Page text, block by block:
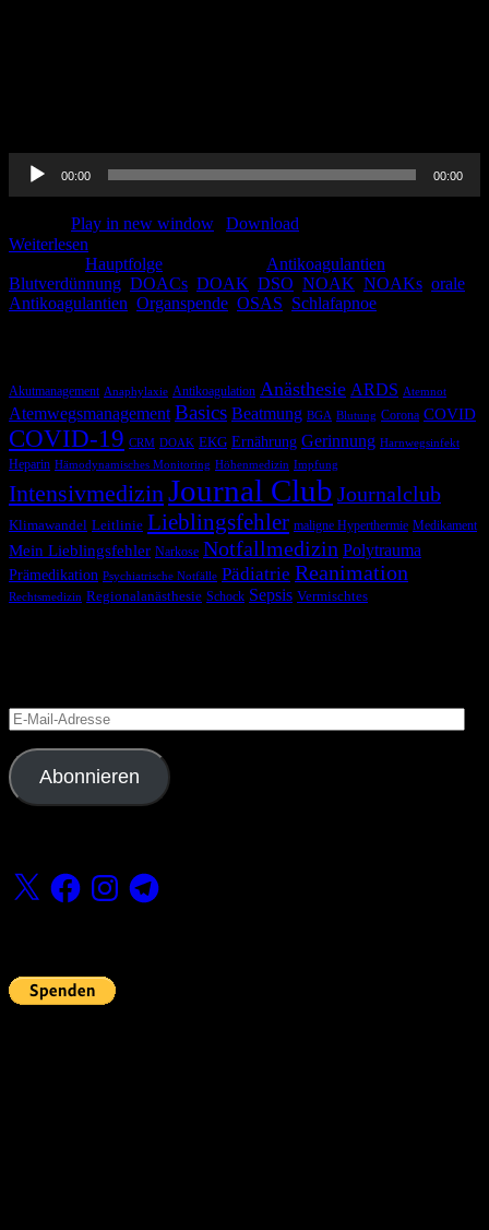
Audio-
Player
00:00 00:00
Play in new window
Download
Weiterlesen
Hauptfolge Antikoagulantien
Blutverdünnung DOACs DOAK DSO NOAK NOAKs orale
Antikoagulantien Organspende OSAS Schlafapnoe
Akutmanagement Anaphylaxie Antikoagulation Anästhesie ARDS Atemnot
Atemwegsmanagement Basics Beatmung BGA Blutung Corona COVID
COVID-19 CRM DOAK EKG Ernährung Gerinnung Harnwegsinfekt
Heparin Hämodynamisches Monitoring Höhenmedizin Impfung
IntensivmedizinJournal Club Journalclub
Klimawandel Leitlinie Lieblingsfehler maligne Hyperthermie Medikament
Mein Lieblingsfehler Narkose Notfallmedizin Polytrauma
Prämedikation Psychiatrische Notfälle Pädiatrie Reanimation
Rechtsmedizin Regionalanästhesie Schock Sepsis Vermischtes
E-
Mail-
Adresse
Abonnieren
X FacebookInstagramTelegram